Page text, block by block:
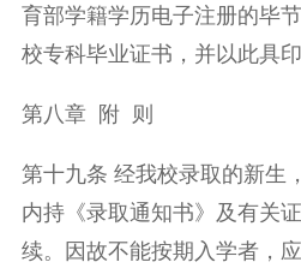
育部学籍学历电子注册的毕
校专科毕业证书，并以此具印
第八章 附 则
第十九条 经我校录取的新生
内持《录取通知书》及有关
续。因故不能按期入学者，